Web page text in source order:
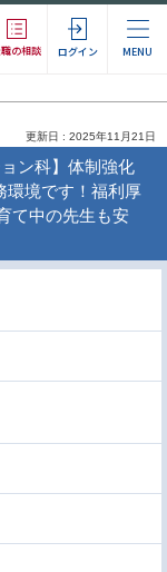
の相談 ログイン MENU
更新日 : 2025年11月21日
ン科】体制強化
環境です！福利厚
て中の先生も安